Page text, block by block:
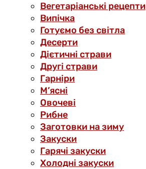
Вегетаріанські рецепти
Випічка
Готуємо без світла
Десерти
Дієтичні страви
Другі страви
Гарніри
М’ясні
Овочеві
Рибне
Заготовки на зиму
Закуски
Гарячі закуски
Холодні закуски